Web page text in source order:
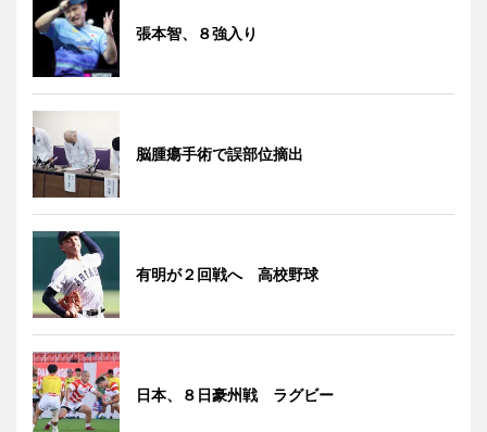
張本智、８強入り
脳腫瘍手術で誤部位摘出
有明が２回戦へ 高校野球
日本、８日豪州戦 ラグビー